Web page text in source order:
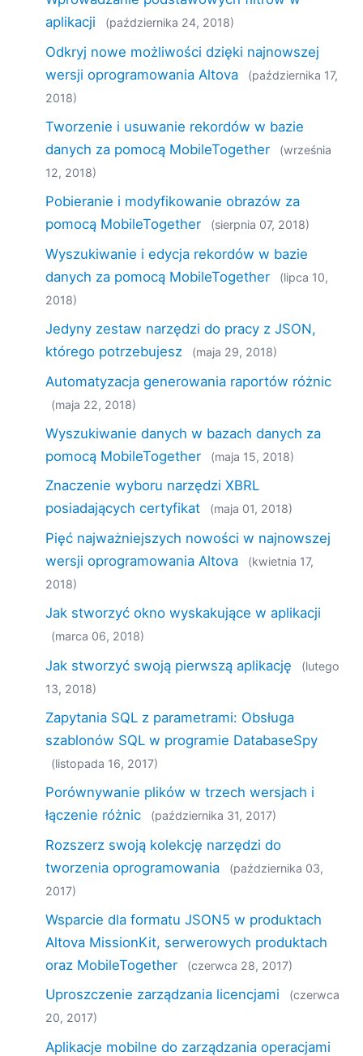
aplikacji
(października 24, 2018)
Odkryj nowe możliwości dzięki najnowszej
wersji oprogramowania Altova
(października 17,
2018)
Tworzenie i usuwanie rekordów w bazie
danych za pomocą MobileTogether
(września
12, 2018)
Pobieranie i modyfikowanie obrazów za
pomocą MobileTogether
(sierpnia 07, 2018)
Wyszukiwanie i edycja rekordów w bazie
danych za pomocą MobileTogether
(lipca 10,
2018)
Jedyny zestaw narzędzi do pracy z JSON,
którego potrzebujesz
(maja 29, 2018)
Automatyzacja generowania raportów różnic
(maja 22, 2018)
Wyszukiwanie danych w bazach danych za
pomocą MobileTogether
(maja 15, 2018)
Znaczenie wyboru narzędzi XBRL
posiadających certyfikat
(maja 01, 2018)
Pięć najważniejszych nowości w najnowszej
wersji oprogramowania Altova
(kwietnia 17,
2018)
Jak stworzyć okno wyskakujące w aplikacji
(marca 06, 2018)
Jak stworzyć swoją pierwszą aplikację
(lutego
13, 2018)
Zapytania SQL z parametrami: Obsługa
szablonów SQL w programie DatabaseSpy
(listopada 16, 2017)
Porównywanie plików w trzech wersjach i
łączenie różnic
(października 31, 2017)
Rozszerz swoją kolekcję narzędzi do
tworzenia oprogramowania
(października 03,
2017)
Wsparcie dla formatu JSON5 w produktach
Altova MissionKit, serwerowych produktach
oraz MobileTogether
(czerwca 28, 2017)
Uproszczenie zarządzania licencjami
(czerwca
20, 2017)
Aplikacje mobilne do zarządzania operacjami